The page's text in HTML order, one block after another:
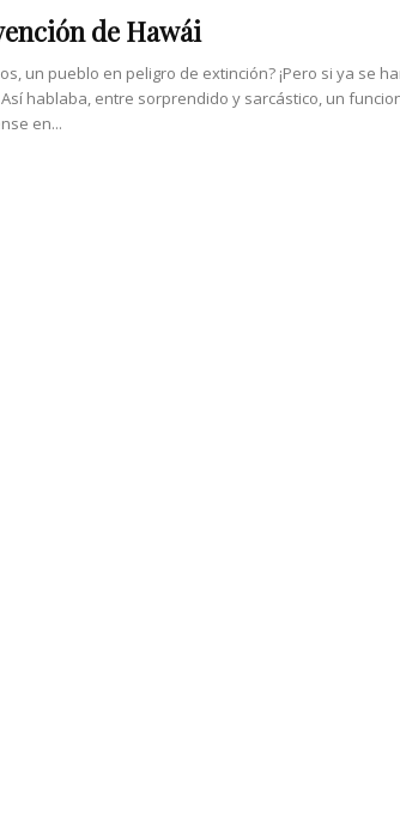
de Hawái
un pueblo en peligro de extinción? ¡Pero si ya se
Así hablaba, entre sorprendido y sarcástico, un
en...